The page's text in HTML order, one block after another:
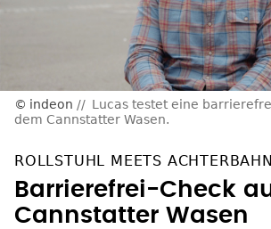
indeon
Lucas testet eine
dem Cannstatter Wasen.
ROLLSTUHL MEETS ACHTERBAHN
Barrierefrei-Check
Cannstatter Wasen